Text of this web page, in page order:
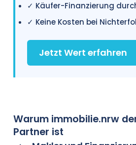
✓ Käufer-Finanzierung
✓ Keine Kosten bei
Jetzt Wert erfahren
Warum immobilie.nrw
Partner ist